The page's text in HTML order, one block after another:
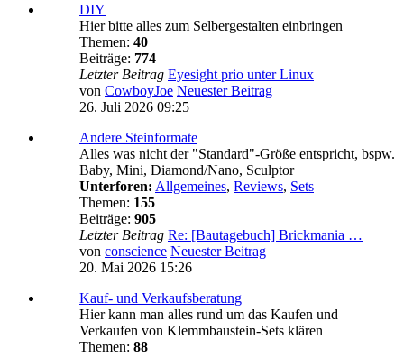
DIY
Hier bitte alles zum Selbergestalten einbringen
Themen: 40
Beiträge: 774
Letzter Beitrag Eyesight prio unter Linux
von CowboyJoe Neuester Beitrag
26. Juli 2026 09:25
Andere Steinformate
Alles was nicht der "Standard"-Größe entspricht, bspw.
Baby, Mini, Diamond/Nano, Sculptor
Unterforen: Allgemeines, Reviews, Sets
Themen: 155
Beiträge: 905
Letzter Beitrag Re: [Bautagebuch] Brickmania …
von conscience Neuester Beitrag
20. Mai 2026 15:26
Kauf- und Verkaufsberatung
Hier kann man alles rund um das Kaufen und
Verkaufen von Klemmbaustein-Sets klären
Themen: 88